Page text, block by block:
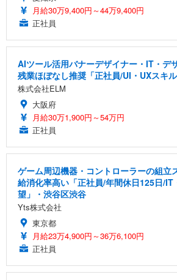
月給30万9,400円～44万9,400円
正社員
AIツール活用バナーデザイナー・IT・デ
残業ほぼなし推奨「正社員/UI・UXスキル
株式会社ELM
大阪府
月給30万1,900円～54万円
正社員
ゲーム周辺機器・コントローラーの組立
給消化率高い「正社員/年間休日125日/IT
望」・渋谷区渋谷
Yts株式会社
東京都
月給23万4,900円～36万6,100円
正社員